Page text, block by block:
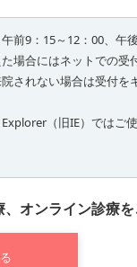
前9：15～12：00、午
場合にはネットでの受
されない場合は受付を
（旧IE）ではご
オンライン診療